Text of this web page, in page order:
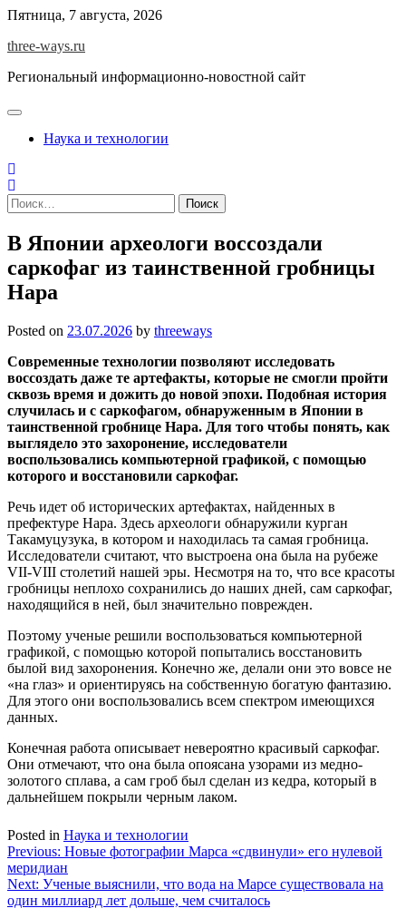
Skip
content
Пятница, 7 августа, 2026
three-ways.ru
Региональный информационно-новостной сайт
Наука и технологии
Найти:
В Японии археологи воссоздали
саркофаг из таинственной гробницы
Нара
Posted on 23.07.2026 by threeways
Современные технологии позволяют исследовать
воссоздать даже те артефакты, которые не смогли пройти
сквозь время и дожить до новой эпохи. Подобная история
случилась и с саркофагом, обнаруженным в Японии в
таинственной гробнице Нара. Для того чтобы понять, как
выглядело это захоронение, исследователи
воспользовались компьютерной графикой, с помощью
которого и восстановили саркофаг.
Речь идет об исторических артефактах, найденных в
префектуре Нара. Здесь археологи обнаружили курган
Такамуцузука, в котором и находилась та самая гробница.
Исследователи считают, что выстроена она была на рубеже
VII-VIII столетий нашей эры. Несмотря на то, что все красоты
гробницы неплохо сохранились до наших дней, сам саркофаг,
находящийся в ней, был значительно поврежден.
Поэтому ученые решили воспользоваться компьютерной
графикой, с помощью которой попытались восстановить
былой вид захоронения. Конечно же, делали они это вовсе не
«на глаз» и ориентируясь на собственную богатую фантазию.
Для этого они воспользовались всем спектром имеющихся
данных.
Конечная работа описывает невероятно красивый саркофаг.
Они отмечают, что она была опоясана узорами из медно-
золотого сплава, а сам гроб был сделан из кедра, который в
дальнейшем покрыли черным лаком.
Posted in Наука и технологии
Навигация
по
записям
Previous: Новые фотографии Марса «сдвинули» его нулевой
меридиан
Next: Ученые выяснили, что вода на Марсе существовала на
один миллиард лет дольше, чем считалось